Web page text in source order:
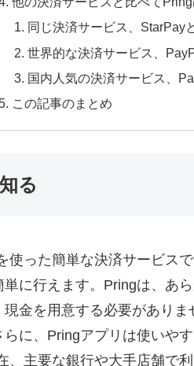
同じ決済サービス、StarPay
世界的な決済サービス、
国内人気の決済サービス、
この記事のまとめ
る
使った簡単な決済サービス
に行えます。Pringは、あ
金を用意する必要があり
に、Pringアプリは使いや
、主要な銀行や大手店舗で